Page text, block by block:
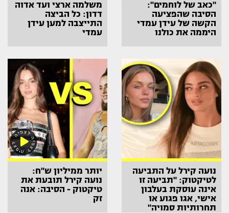
"כאב של לוחמים":
הסיבה שהפציעה
הקשה של עידן עמדי
היממה את כולנו
משלמה ארצי ועד אדוה
דדון: כל הביצה
התייצבה למען עידן
עמדי
נועה קירל על התביעה
לטיקטוק: "תביעה זו
אינה עוסקת בעלבון
אישי, אגו פגוע או
תחרותיות סמויה"
יותר ממיליון ש"ח:
נועה קירל תובעת את
טיקטוק - הסיבה: אנה
זק